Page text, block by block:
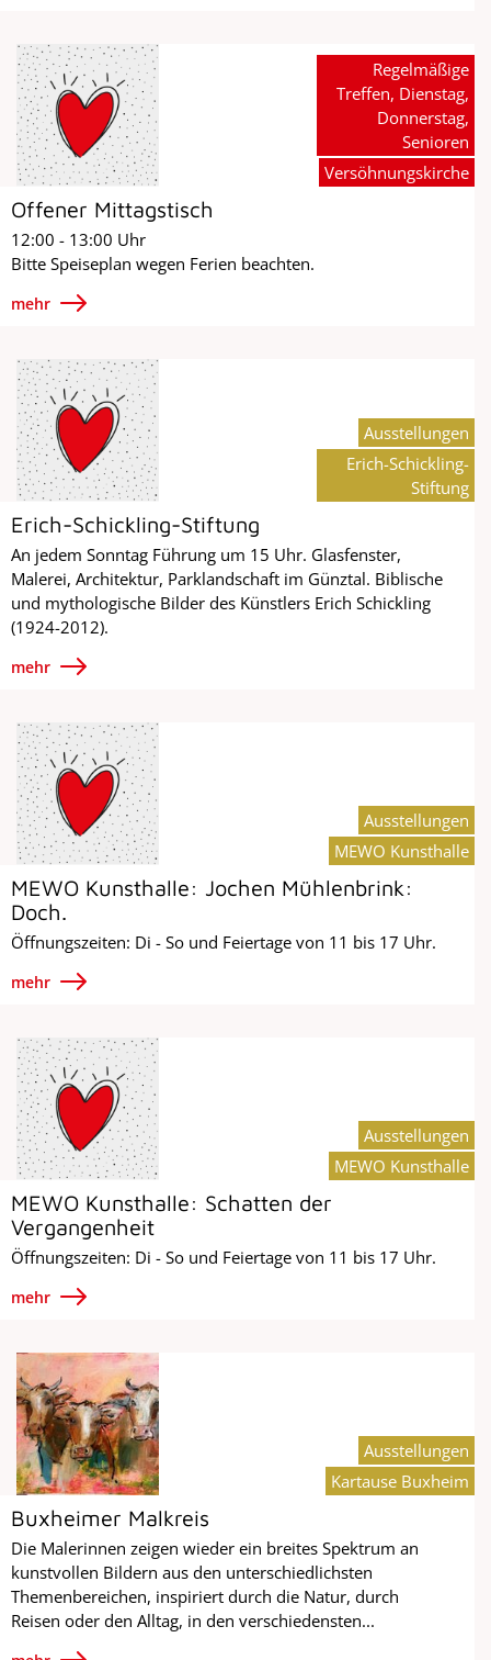
Offener Mittagstisch
12:00 - 13:00 Uhr
Bitte Speiseplan wegen Ferien beachten.
mehr
Regelmäßige
Treffen, Dienstag,
Donnerstag,
Senioren
Versöhnungskirche
Erich-Schickling-Stiftung
An jedem Sonntag Führung um 15 Uhr. Glasfenster,
Malerei, Architektur, Parklandschaft im Günztal. Biblische
und mythologische Bilder des Künstlers Erich Schickling
(1924-2012).
mehr
Ausstellungen
Erich-Schickling-
Stiftung
MEWO Kunsthalle: Jochen Mühlenbrink:
Doch.
Öffnungszeiten: Di - So und Feiertage von 11 bis 17 Uhr.
mehr
Ausstellungen
MEWO Kunsthalle
MEWO Kunsthalle: Schatten der
Vergangenheit
Öffnungszeiten: Di - So und Feiertage von 11 bis 17 Uhr.
mehr
Ausstellungen
MEWO Kunsthalle
Buxheimer Malkreis
Die Malerinnen zeigen wieder ein breites Spektrum an
kunstvollen Bildern aus den unterschiedlichsten
Themenbereichen, inspiriert durch die Natur, durch
Reisen oder den Alltag, in den verschiedensten...
Ausstellungen
Kartause Buxheim